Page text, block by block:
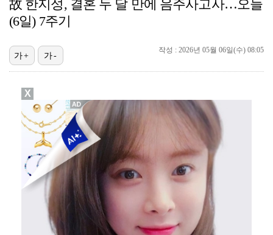
데뷔는 쉬워도 생존은 어렵다…K팝 아이돌 평균 수명 4…
[ST포토] 박현경, 힘찬 세컨샷
[ST포토] 고지우, 신중한 퍼팅
[ST포토] 문정민, 자신감 가득
[ST포토] 문정민, 안정된 퍼팅
[ST포토] 문정민, 버디 성공
故 한지성, 결혼 두 달 만에 음주사고사…오늘
(6일) 7주기
작성 : 2026년 05월 06일(수) 08:05
가+ 가-
X